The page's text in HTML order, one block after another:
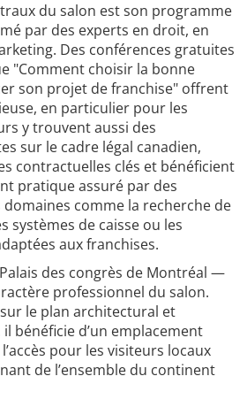
du salon est son programme
par des experts en droit, en
Des conférences gratuites
"Comment choisir la bonne
son projet de franchise" offrent
en particulier pour les
y trouvent aussi des
sur le cadre légal canadien,
contractuelles clés et bénéficient
pratique assuré par des
comme la recherche de
systèmes de caisse ou les
aux franchises.
des congrès de Montréal —
professionnel du salon.
le plan architectural et
bénéficie d’un emplacement
pour les visiteurs locaux
de l’ensemble du continent